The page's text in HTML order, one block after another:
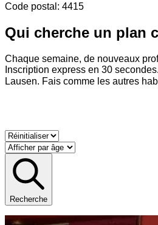
Code postal : 4415
Qui cherche un plan
Chaque semaine, de nouveaux
Inscription express en 30
Lausen. Fais comme les autres
Recherche